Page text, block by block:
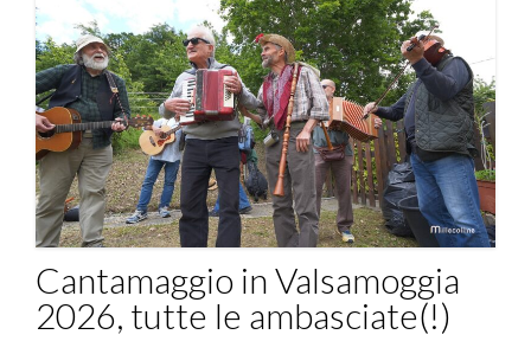
Cantamaggio in Valsamoggia
2026, tutte le ambasciate(!)